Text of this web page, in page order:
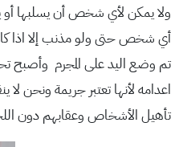
ولا يمكن لأي شخص أن يسلبها
أي شخص حتى ولو مذنب إلا اذا
تم وضع اليد على المجرم وأصبح
اعدامه لأنها تعتبر جريمة ونحن لا
تأهيل الأشخاص وعقابهم دون